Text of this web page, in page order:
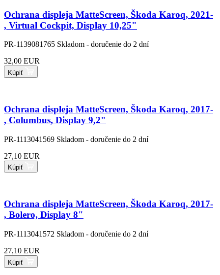
Ochrana displeja MatteScreen, Škoda Karoq, 2021-
, Virtual Cockpit, Display 10,25"
PR-1139081765 Skladom - doručenie do 2 dní
32,00 EUR
Kúpiť
Ochrana displeja MatteScreen, Škoda Karoq, 2017-
, Columbus, Display 9,2"
PR-1113041569 Skladom - doručenie do 2 dní
27,10 EUR
Kúpiť
Ochrana displeja MatteScreen, Škoda Karoq, 2017-
, Bolero, Display 8"
PR-1113041572 Skladom - doručenie do 2 dní
27,10 EUR
Kúpiť